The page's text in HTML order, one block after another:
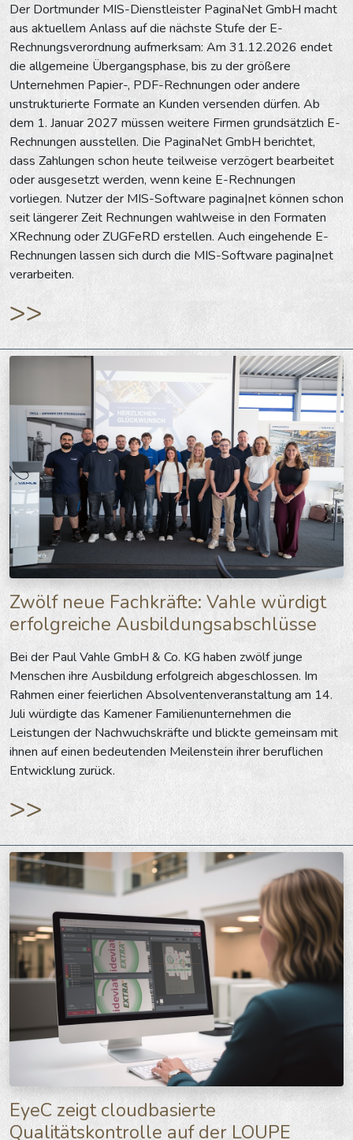
Der Dortmunder MIS-Dienstleister PaginaNet GmbH macht
aus aktuellem Anlass auf die nächste Stufe der E-
Rechnungsverordnung aufmerksam: Am 31.12.2026 endet
die allgemeine Übergangsphase, bis zu der größere
Unternehmen Papier-, PDF-Rechnungen oder andere
unstrukturierte Formate an Kunden versenden dürfen. Ab
dem 1. Januar 2027 müssen weitere Firmen grundsätzlich E-
Rechnungen ausstellen. Die PaginaNet GmbH berichtet,
dass Zahlungen schon heute teilweise verzögert bearbeitet
oder ausgesetzt werden, wenn keine E-Rechnungen
vorliegen. Nutzer der MIS-Software pagina|net können schon
seit längerer Zeit Rechnungen wahlweise in den Formaten
XRechnung oder ZUGFeRD erstellen. Auch eingehende E-
Rechnungen lassen sich durch die MIS-Software pagina|net
verarbeiten.
>>
Zwölf neue Fachkräfte: Vahle würdigt
erfolgreiche Ausbildungsabschlüsse
Bei der Paul Vahle GmbH & Co. KG haben zwölf junge
Menschen ihre Ausbildung erfolgreich abgeschlossen. Im
Rahmen einer feierlichen Absolventenveranstaltung am 14.
Juli würdigte das Kamener Familienunternehmen die
Leistungen der Nachwuchskräfte und blickte gemeinsam mit
ihnen auf einen bedeutenden Meilenstein ihrer beruflichen
Entwicklung zurück.
>>
EyeC zeigt cloudbasierte
Qualitätskontrolle auf der LOUPE